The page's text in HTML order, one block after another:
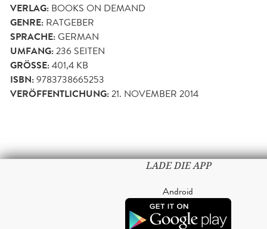
VERLAG: BOOKS ON DEMAND
GENRE: RATGEBER
SPRACHE:GERMAN
UMFANG:236 SEITEN
GRÖSSE: 401,4 KB
ISBN:9783738665253
VERÖFFENTLICHUNG:21. NOVEMBER 2014
LADE DIE APP
Android